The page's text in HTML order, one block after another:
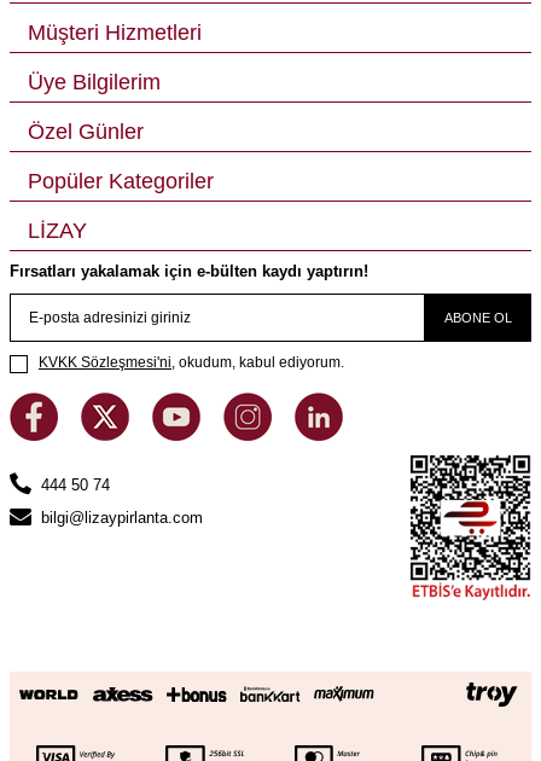
Müşteri Hizmetleri
Üye Bilgilerim
Özel Günler
Popüler Kategoriler
LİZAY
Fırsatları yakalamak için e-bülten kaydı yaptırın!
ABONE OL
KVKK Sözleşmesi'ni, okudum, kabul ediyorum.
444 50 74
bilgi@lizaypirlanta.com